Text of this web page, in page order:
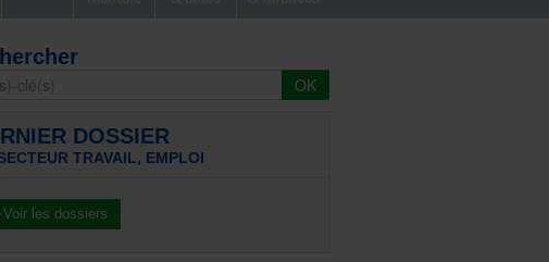
DOSSIER
TRAVAIL, EMPLOI
Voir les dossiers